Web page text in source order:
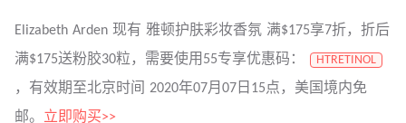
Elizabeth Arden 现有 雅顿护肤彩妆香氛 满$175享7折，折后
满$175送粉胶30粒，需要使用55专享优惠码：
HTRETINOL
，有效期至北京时间 2020年07月07日15点，美国境内免
邮。 立即购买>>